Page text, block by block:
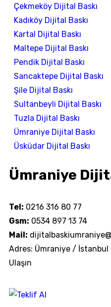
Çekmeköy Dijital Baskı
Kadıköy Dijital Baskı
Kartal Dijital Baskı
Maltepe Dijital Baskı
Pendik Dijital Baskı
Sancaktepe Dijital Baskı
Şile Dijital Baskı
Sultanbeyli Dijital Baskı
Tuzla Dijital Baskı
Ümraniye Dijital Baskı
Üsküdar Dijital Baskı
Ümraniye
Tel: 0216 316 80 77
Gsm: 0534 897 13 74
Mail:
Adres: Ümraniye / İstanbul
Ulaşın